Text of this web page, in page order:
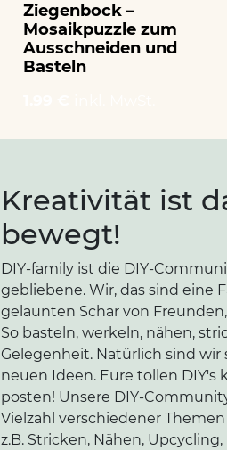
Ziegenbock –
Mosaikpuzzle zum
Ausschneiden und
Basteln
Kreativität ist
bewegt!
DIY-family ist die DIY-
gebliebene. Wir, das sind eine
gelaunten Schar von
So basteln, werkeln, nähen,
Gelegenheit. Natürlich sind wir
neuen Ideen. Eure tollen DIY's
posten! Unsere DIY-
Vielzahl verschiedener
z.B. Stricken, Nähen,